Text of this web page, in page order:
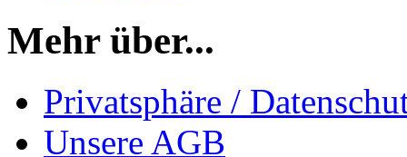
Mehr über...
Privatsphäre /
Unsere AGB